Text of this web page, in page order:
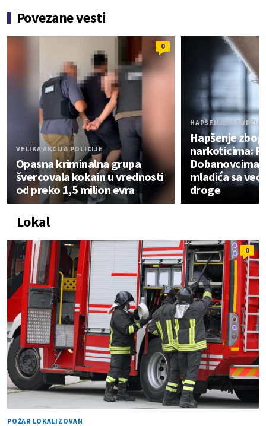
Povezane vesti
0
VELIKA AKCIJA POLICIJE
Opasna kriminalna grupa
švercovala kokain u vrednosti
od preko 1,5 milion evra
HAPŠENJE U
Hapšenje
narkoticima:
Dobanovcima
mladića sa
droge
Lokal
0
POŽAR LOKALIZOVAN